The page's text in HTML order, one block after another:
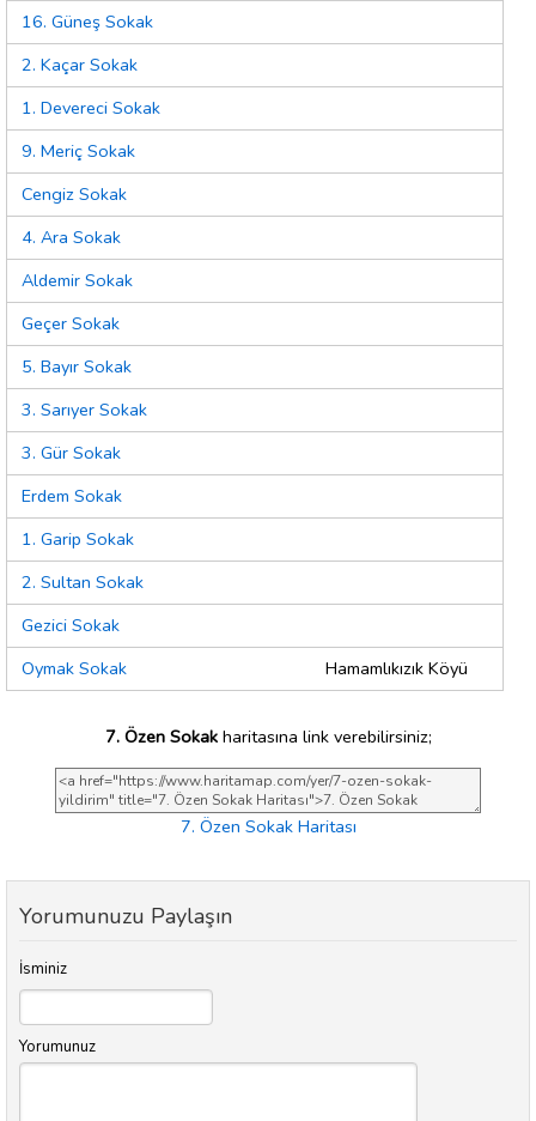
16. Güneş Sokak
2. Kaçar Sokak
1. Devereci Sokak
9. Meriç Sokak
Cengiz Sokak
4. Ara Sokak
Aldemir Sokak
Geçer Sokak
5. Bayır Sokak
3. Sarıyer Sokak
3. Gür Sokak
Erdem Sokak
1. Garip Sokak
2. Sultan Sokak
Gezici Sokak
Oymak Sokak
Hamamlıkızık Köyü
7. Özen Sokakharitasına link verebilirsiniz;
7. Özen Sokak Haritası
Yorumunuzu Paylaşın
İsminiz
Yorumunuz